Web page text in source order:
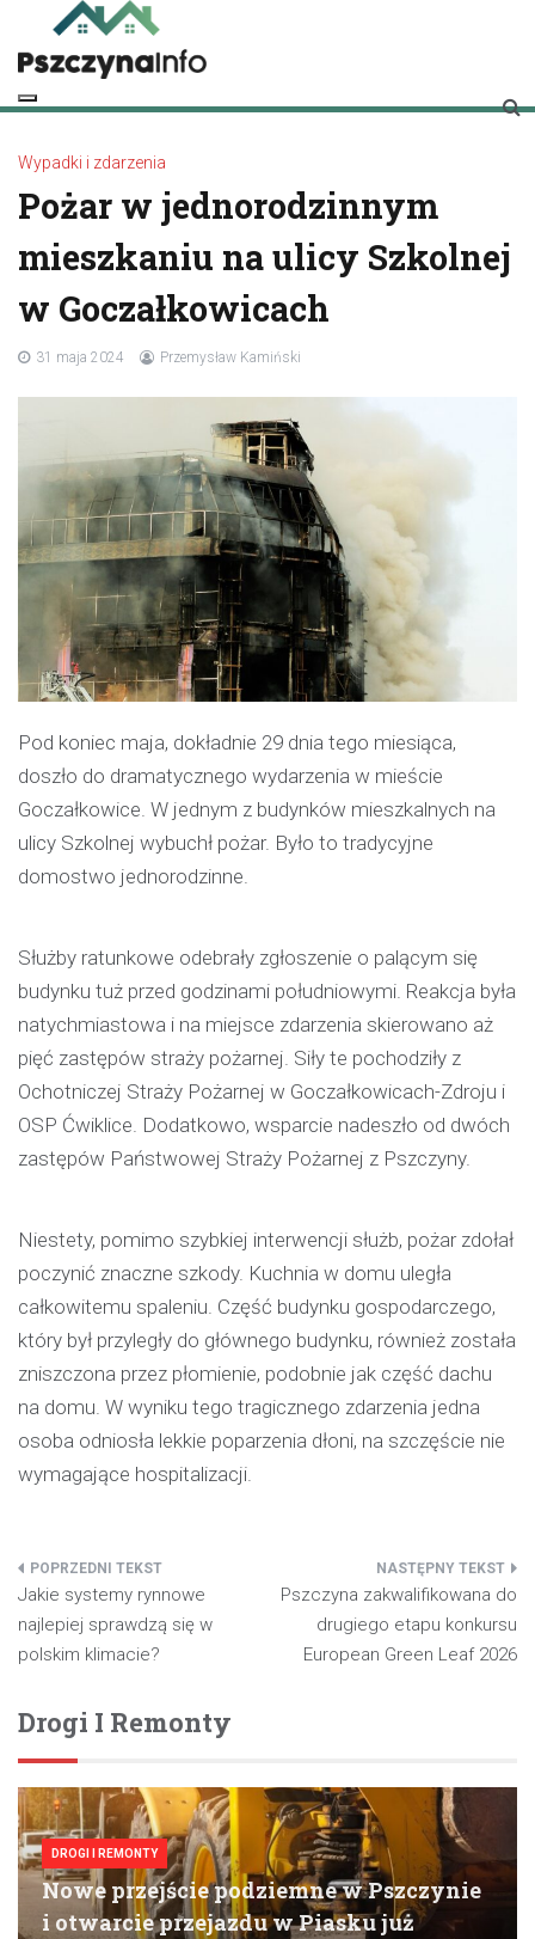
content
pszczynainfo.pl
Twoje źródło informacji o Pszczynie
Wypadki i zdarzenia
Pożar w jednorodzinnym
mieszkaniu na ulicy Szkolnej
w Goczałkowicach
31 maja 2024 Przemysław Kamiński
Pod koniec maja, dokładnie 29 dnia tego miesiąca,
doszło do dramatycznego wydarzenia w mieście
Goczałkowice. W jednym z budynków mieszkalnych na
ulicy Szkolnej wybuchł pożar. Było to tradycyjne
domostwo jednorodzinne.
Służby ratunkowe odebrały zgłoszenie o palącym się
budynku tuż przed godzinami południowymi. Reakcja była
natychmiastowa i na miejsce zdarzenia skierowano aż
pięć zastępów straży pożarnej. Siły te pochodziły z
Ochotniczej Straży Pożarnej w Goczałkowicach-Zdroju i
OSP Ćwiklice. Dodatkowo, wsparcie nadeszło od dwóch
zastępów Państwowej Straży Pożarnej z Pszczyny.
Niestety, pomimo szybkiej interwencji służb, pożar zdołał
poczynić znaczne szkody. Kuchnia w domu uległa
całkowitemu spaleniu. Część budynku gospodarczego,
który był przyległy do głównego budynku, również została
zniszczona przez płomienie, podobnie jak część dachu
na domu. W wyniku tego tragicznego zdarzenia jedna
osoba odniosła lekkie poparzenia dłoni, na szczęście nie
wymagające hospitalizacji.
Nawigacja
wpisu
Jakie systemy rynnowe
najlepiej sprawdzą się w
polskim klimacie?
Pszczyna zakwalifikowana do
drugiego etapu konkursu
European Green Leaf 2026
Drogi I Remonty
DROGI I REMONTY
Nowe przejście podziemne w Pszczynie
i otwarcie przejazdu w Piasku już